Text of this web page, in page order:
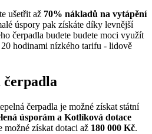
ušetřit až 70% nákladů na vytápění
úspory pak získáte díky levnější
čerpadla budete budete moci využít
20 hodinami nízkého tarifu - lidově
čerpadla
čerpadla je možné získat státní
úsporám a Kotlíková dotace
možné získat dotaci až 180 000 Kč.